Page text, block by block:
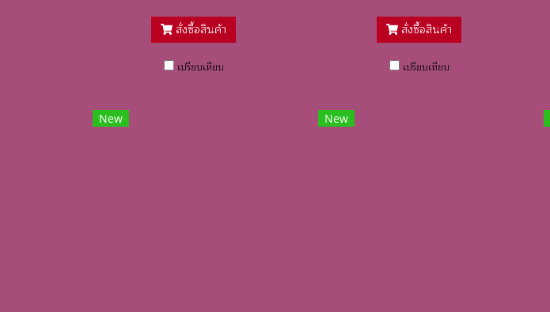
สั่งซื้อสินค้า
เปรียบเทียบ
สั่งซื้อสินค้า
เปรียบเทียบ
New New